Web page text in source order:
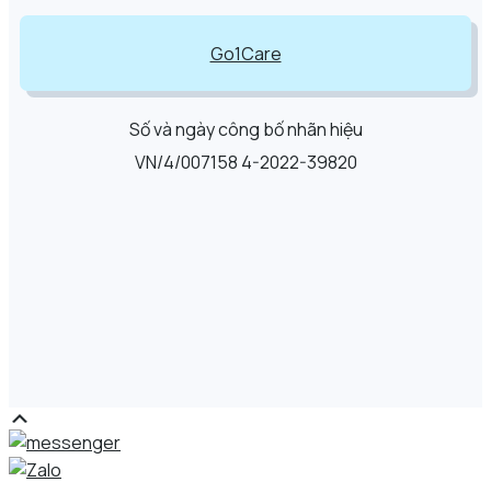
Go1Care
Số và ngày công bố nhãn hiệu
VN/4/007158 4-2022-39820